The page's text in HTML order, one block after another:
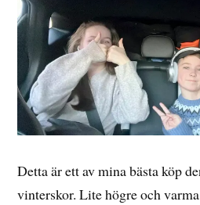
Detta är ett av mina bästa köp
vinterskor. Lite högre och